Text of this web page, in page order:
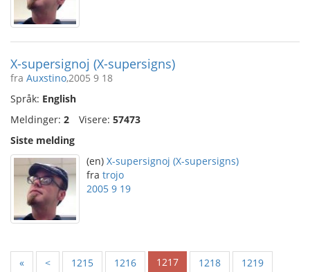
X-supersignoj (X-supersigns)
fra Auxstino,2005 9 18
Språk: English
Meldinger: 2 Visere: 57473
Siste melding
(en) X-supersignoj (X-supersigns)
fra trojo
2005 9 19
« < 1215 1216 1217 1218
1219